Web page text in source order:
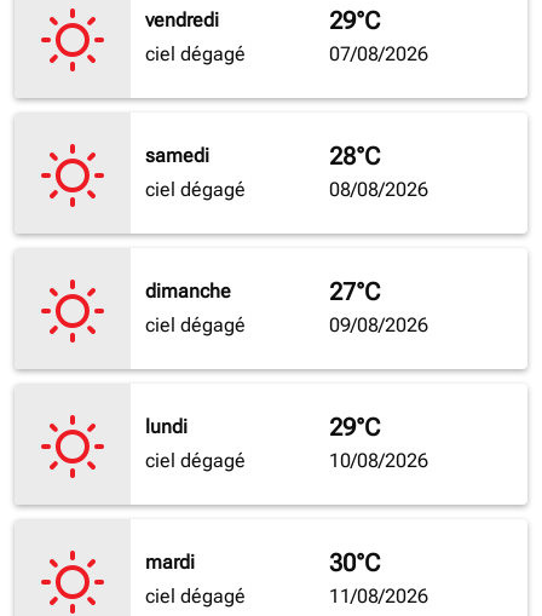
vendredi
ciel dégagé
29°C
07/08/2026
samedi
ciel dégagé
28°C
08/08/2026
dimanche
ciel dégagé
27°C
09/08/2026
lundi
ciel dégagé
29°C
10/08/2026
mardi
ciel dégagé
30°C
11/08/2026